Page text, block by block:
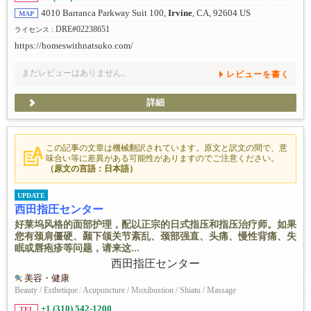
MAP 4010 Barranca Parkway Suit 100, Irvine, CA, 92604 US
ライセンス : DRE#02238651
https://homeswithnatsuko.com/
まだレビューはありません。 レビューを書く
詳細
この記事の文章は機械翻訳されています。原文と訳文の間で、意
味合い等に差異がある可能性がありますのでご注意ください。
（原文の言語：日本語）
UPDATE
西田指圧センター
好莱坞风格的面部护理，配以正宗的日式指压和指压治疗师。如果
您有颈肩僵硬、颞下颌关节紊乱、颈部强直、头痛、慢性背痛、失
眠或唇疱疹等问题，请来这...
美容・健康
Beauty / Esthetique/Acupuncture / Moxibustion / Shiatu / Massage